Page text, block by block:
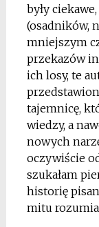
były
(osadników,
mniejszym
przekazów
ich losy, te
tajemnicę,
wiedzy, a
nowych
oczywiście
szukałam
historię
mitu